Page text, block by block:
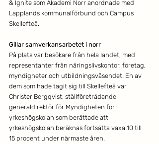
& Ignite som Akademi Norr anordnade med
Lapplands kommunalförbund och Campus
Skellefteå.
Gillar samverkansarbetet i norr
På plats var besökare från hela landet, med
representanter från näringslivskontor, företag,
myndigheter och utbildningsväsendet. En av
dem som hade tagit sig till Skellefteå var
Christer Bergqvist, ställföreträdande
generaldirektör för Myndigheten för
yrkeshögskolan som berättade att
yrkeshögskolan beräknas fortsätta växa 10 till
15 procent under närmaste åren.